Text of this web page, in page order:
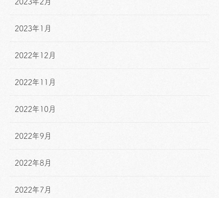
2023年1月
2022年12月
2022年11月
2022年10月
2022年9月
2022年8月
2022年7月